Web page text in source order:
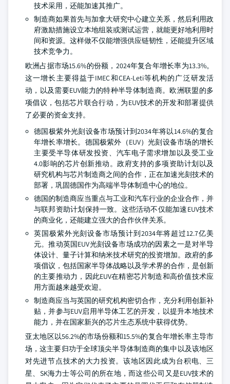
技术采用，还能加速其推广。
制造商如果首先与加拿大研究中心建立关系，然后利用政
府激励措施设立本地组装或测试运营，就能更好地利用时
间和资源。这样做不仅能增强供应链韧性，还能提升区域
技术竞争力。
欧洲占据市场15.6%的份额，2024年复合年增长率为13.3%。
这一增长主要得益于IMEC和CEA-Leti等机构的广泛研发活
动，以及需要EUV能力的特种半导体制造商。欧洲联盟的多
项倡议，包括芯片联合行动，为EUV技术的开发和部署提供
了必要的资金支持。
德国极紫外光刻设备市场预计到2034年将以14.6%的复合
年增长率增长。德国极紫外（EUV）光刻设备市场的增长
主要受半导体研发投资、汽车电子需求增加以及受工业
4.0影响的芯片创新推动。政府支持的多项资助计划以及
研究机构与芯片制造商之间的合作，正在加速光刻技术的
部署，巩固德国作为高端半导体制造中心的地位。
德国的制造商应当重点与工业和汽车行业的企业合作，并
与联邦资助计划保持一致。这些活动不仅能加速EUV技术
的商业化，还能建立强大的合作伙伴关系。
英国极紫外光刻设备市场预计到2034年将超过12.7亿美
元。推动英国EUV光刻设备市场成功的因素之一是对半导
体设计、量子计算和纳米技术研究的投资增加。政府的多
项倡议，包括国家半导体战略以及学术界的合作，是创新
的主要推动力，因此EUV在精密芯片制造和高价值技术应
用方面越来越受欢迎。
制造商应当与英国的研究机构密切合作，充分利用创新补
贴，并参与EUV启用半导体工艺的开发，以提升本地技术
能力，并在国家新兴的芯片生态系统中获得优势。
亚太地区以56.2%的市场份额和15.5%的复合年增长率主导市
场，这主要归功于全球顶尖半导体制造商的集中以及该地区
对先进节点技术的大力投资。该地区因此成为台积电、三
星、SK海力士等公司的所在地，而这些公司又是EUV技术的